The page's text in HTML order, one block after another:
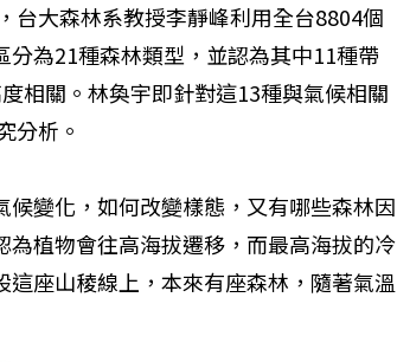
台大森林系教授李靜峰利用全台8804個
為21種森林類型，並認為其中11種帶
相關。林奐宇即針對這13種與氣候相關
分析。
候變化，如何改變樣態，又有哪些森林因
植物會往高海拔遷移，而最高海拔的冷
座山稜線上，本來有座森林，隨著氣溫